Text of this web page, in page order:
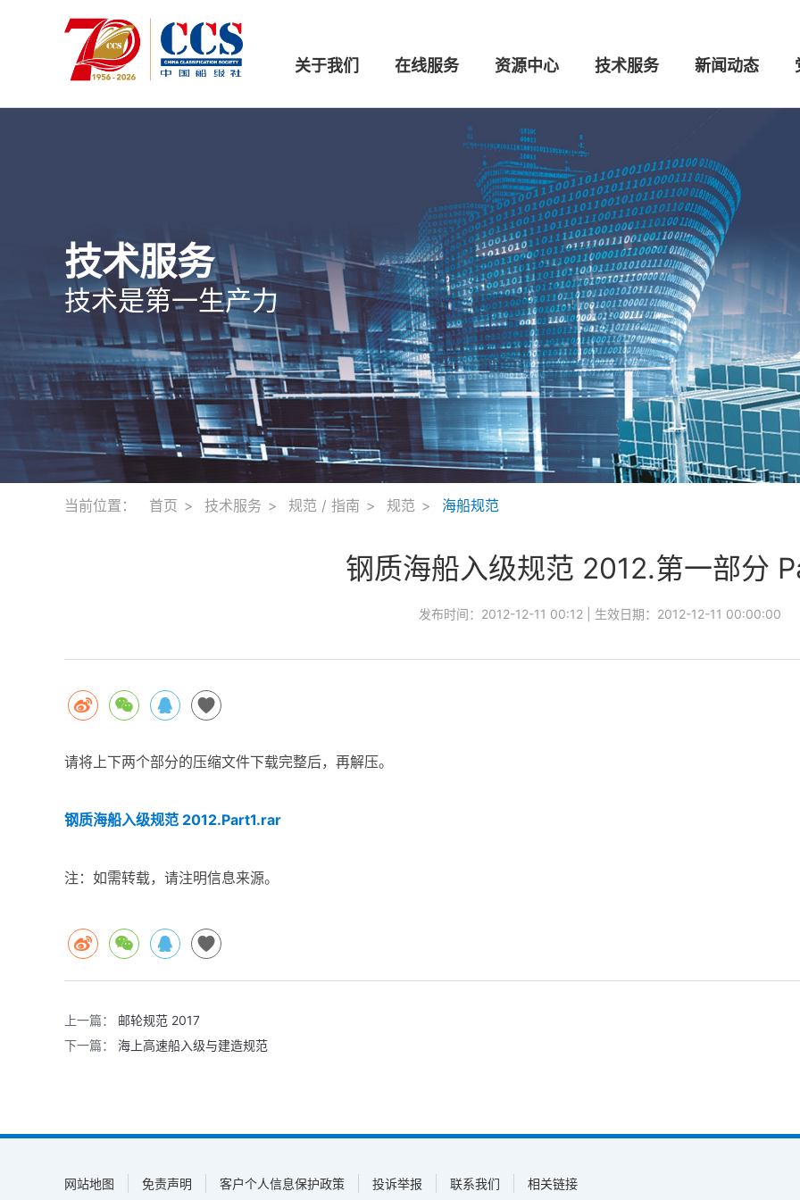
关于我们 在线服务 资源中心 技术服务 新闻动态
技术服务
技术是第一生产力
当前位置： 首页 技术服务 规范 / 指南 规范 海船规范
钢质海船入级规范 2012.第一部分
发布时间： 2012-12-11 00:12 | 生效日期： 2012-12-11 00:00:00
请将上下两个部分的压缩文件下载完整后，再解压。
钢质海船入级规范 2012.Part1.rar
注：如需转载，请注明信息来源。
上一篇：
邮轮规范 2017
下一篇：
海上高速船入级与建造规范
网站地图 免责声明 客户个人信息保护政策 投诉举报 联系我们 相关链接